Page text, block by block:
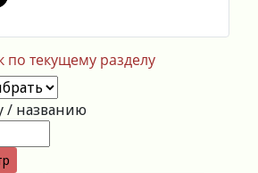
по текущему разделу
/ названию